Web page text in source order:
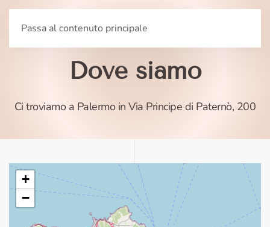
Passa al contenuto principale
Dove siamo
Ci troviamo a Palermo in Via Principe di Paternò, 200
+
−